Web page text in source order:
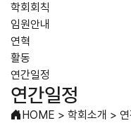
학회회칙
임원안내
연혁
활동
연간일정
연간일정
HOME > 학회소개 >